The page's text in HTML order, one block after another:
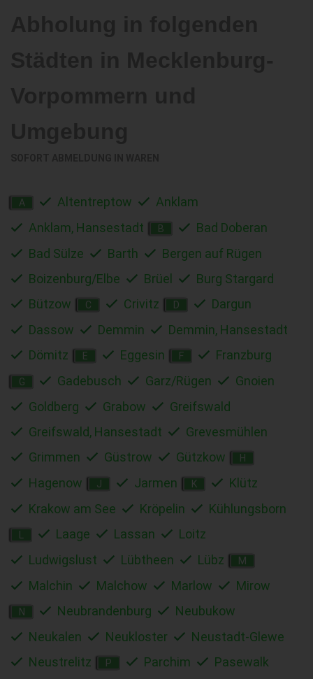
A Altentreptow
Anklam
Anklam, Hansestadt
B
Bad Doberan
Bad Sülze
Barth
Bergen auf Rügen
Boizenburg/Elbe
Brüel
Burg Stargard
Bützow
C Crivitz D
Dargun
Dassow
Demmin
Demmin, Hansestadt
Dömitz
E Eggesin F Franzburg
G Gadebusch Garz/Rügen
Gnoien
Goldberg
Grabow
Greifswald
Greifswald, Hansestadt
Grevesmühlen
Grimmen
Güstrow Gützkow H
Hagenow J Jarmen K
Klütz
Krakow am See
Kröpelin Kühlungsborn
Laage Lassan
Loitz
Ludwigslust
Lübtheen Lübz M
Malchin Malchow Marlow Mirow
N Neubrandenburg
Neubukow
Neukalen
Neukloster
Neustadt-Glewe
Neustrelitz
P Parchim
Pasewalk